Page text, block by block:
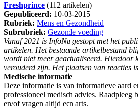
Freshprince (112 artikelen)
Gepubliceerd: 10-03-2015
Rubriek: Mens en Gezondheid
Subrubriek: Gezonde voeding
Vanaf 2021 is InfoNu gestopt met het
artikelen. Het bestaande artikelbestand
wordt niet meer geactualiseerd. Hierdoor
verouderd zijn. Het plaatsen van reacties
Medische informatie
Deze informatie is van informatieve aard
professioneel medisch advies. Raadpleeg
en/of vragen altijd een arts.